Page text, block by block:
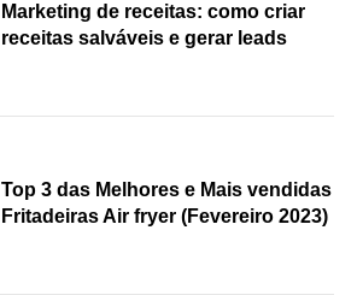
Marketing de receitas: como criar
receitas salváveis e gerar leads
Top 3 das Melhores e Mais vendidas
Fritadeiras Air fryer (Fevereiro 2023)